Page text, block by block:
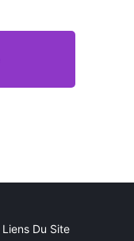
Liens Du Site